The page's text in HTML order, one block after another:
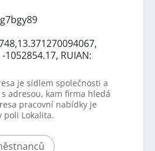
-1052854.17, RUIAN:
je sídlem společnosti a
adresou, kam firma hledá
pracovní nabídky je
poli Lokalita.